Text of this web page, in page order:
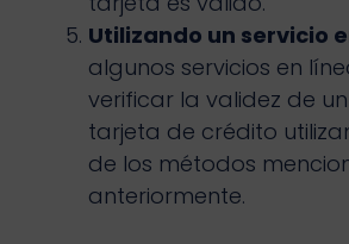
Utilizando un servicio
algunos servicios en
verificar la validez de
tarjeta de crédito
de los métodos
anteriormente.